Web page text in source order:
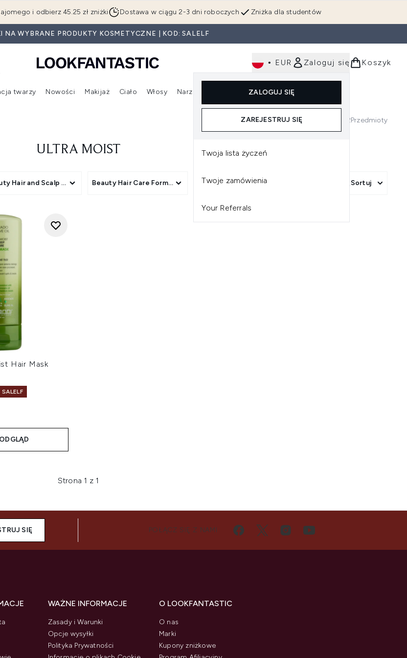
Przejdź do głównej treści
Zniżka dla studentów
i odbierz 45.25 zł zniżki Dostawa w ciągu 2-3 dni roboczych
NA WYBRANE PRODUKTY KOSMETYCZNE | KOD: SALELF
• EUR Zaloguj się
ZALOGUJ SIĘ
ZAREJESTRUJ SIĘ
Twoja lista życzeń
Twoje zamówienia
Your Referrals
Koszyk
Wejdź do podmenu (Beauty Box)
Wejdź do podmenu (Marki)
twarzy
Wejdź do podmenu (Pielęgnacja twarzy)
Nowości
Wejdź do podmenu (Nowości)
Makijaż
Wejdź do podmenu (Makijaż)
Ciało Włosy
Wejdź do podmenu (Włosy)
Narzędzia
Wejdź do podmenu (Narzędzia)
Dla mężczyzn
2Przedmioty
ULTRA MOIST
Hair and Scalp TreatmentsBeauty Hair Care Format Sortuj
Hair Mask
Strona 1 z 1
SIĘ POŁĄCZ SIĘ Z NAMI
WAŻNE INFORMACJE
Zasady i Warunki
Opcje wysyłki
Polityka Prywatności
O LOOKFANTASTIC
O nas
Marki
Kupony zniżkowe